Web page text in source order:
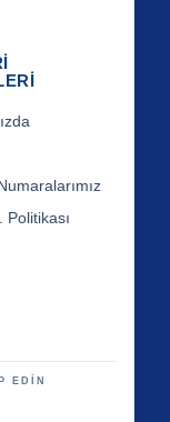
Politikası
EDİN